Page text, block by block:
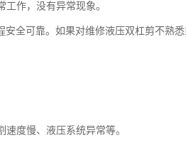
作，没有异常现象。
全可靠。如果对维修液压双杠剪不熟
度慢、液压系统异常等。